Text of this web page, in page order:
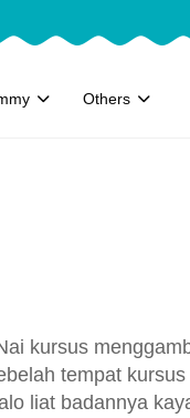
Others
kursus
tempat kursus
liat badannya